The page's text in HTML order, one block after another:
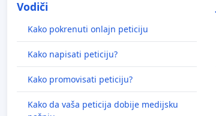
Vodiči
Kako pokrenuti onlajn peticiju
Kako napisati peticiju?
Kako promovisati peticiju?
Kako da vaša peticija dobije medijsku